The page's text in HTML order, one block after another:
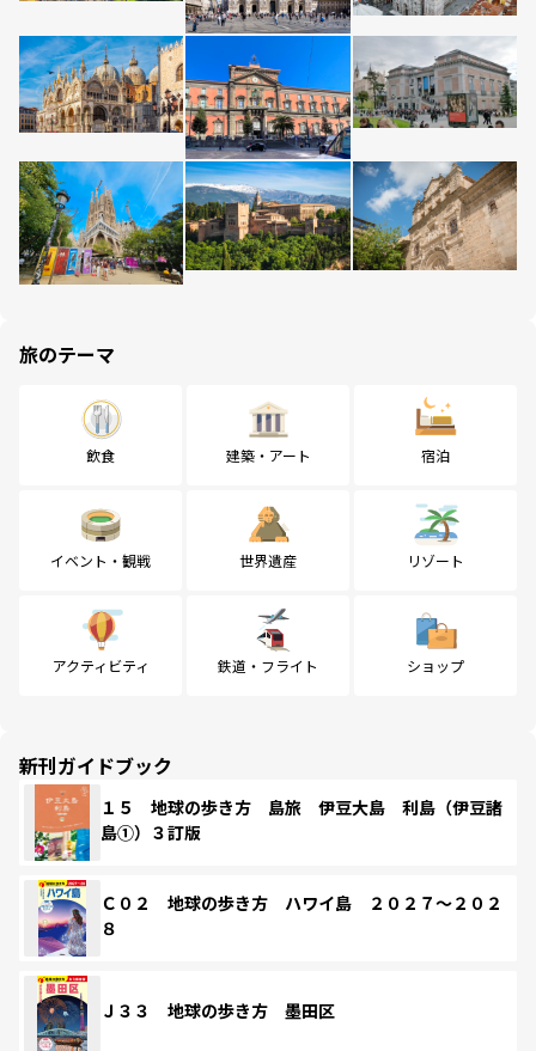
旅のテーマ
飲食 建築・アート 宿泊
イベント・観戦 世界遺産 リゾート
アクティビティ 鉄道・フライト ショップ
新刊ガイドブック
１５ 地球の歩き方 島旅 伊豆大島 利島（伊豆諸
島①）３訂版
Ｃ０２ 地球の歩き方 ハワイ島 ２０２７～２０２
８
Ｊ３３ 地球の歩き方 墨田区